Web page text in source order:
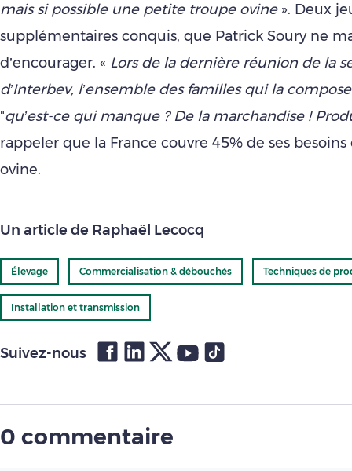
mais si possible une petite troupe ovine ». Deux
supplémentaires conquis, que Patrick Soury ne
d’encourager. « Lors de la dernière réunion de la
d’Interbev, l’ensemble des familles qui la
"qu’est-ce qui manque ? De la marchandise !
rappeler que la France couvre 45% de ses
ovine.
Un article de Raphaël Lecocq
Élevage Commercialisation & débouchés Techniques de
Installation et transmission
Suivez-nous
0 commentaire